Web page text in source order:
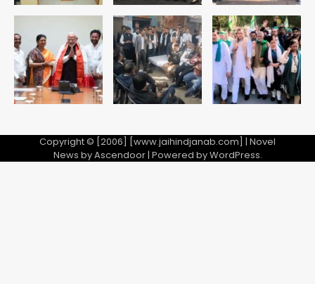
5
एयरपोर्ट का फर्जी कर्मचारी बनकर 3 लाख
उड़ाए, अब पहुंचा सलाखों के पीछे
Team JHJ
Copyright © [2006] [www.jaihindjanab.com] | Novel
News byAscendoor| Powered byWordPress.